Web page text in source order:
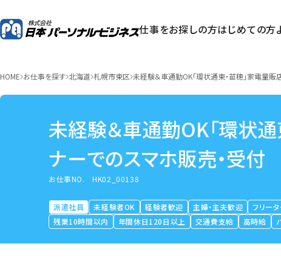
仕事をお探しの方はじめての方
HOME お仕事を探す 北海道 札幌市東区 未経験＆車通勤OK「環状通東・苗穂」家電量
未経験＆車通勤OK「環状
ナーでのスマホ販売・受付
お仕事NO.HK02_00138
派遣社員 未経験者OK 経験者歓迎 主婦・主夫歓迎 フリー
残業10時間以内
年間休日120日以上 交通費支給 高時給